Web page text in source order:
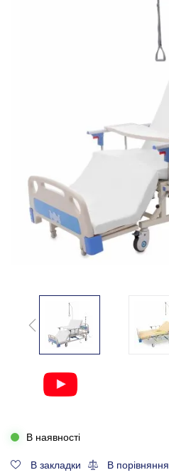
В наявності
В закладки В порівняння